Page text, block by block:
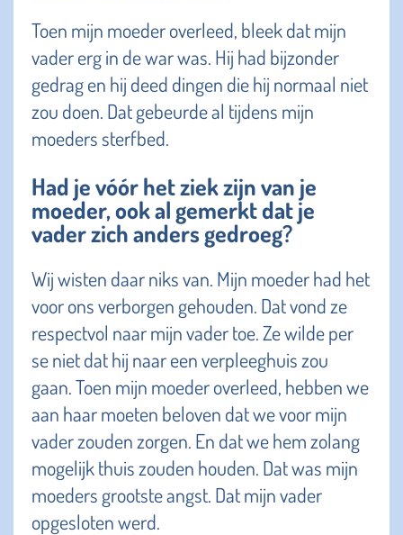
Toen mijn moeder overleed, bleek dat mijn
vader erg in de war was. Hij had bijzonder
gedrag en hij deed dingen die hij normaal niet
zou doen. Dat gebeurde al tijdens mijn
moeders sterfbed.
Had je vóór het ziek zijn van je
moeder, ook al gemerkt dat je
vader zich anders gedroeg?
Wij wisten daar niks van. Mijn moederhad het
voor ons verborgen gehouden. Dat vond ze
respectvol naar mijn vader toe.Ze wilde per
se niet dat hij naar een verpleeghuis zou
gaan. Toen mijn moeder overleed, hebben we
aan haar moeten beloven dat we voor mijn
vader zouden zorgen. En dat we hem zolang
mogelijk thuis zouden houden. Dat was mijn
moeders grootste angst. Dat mijn vader
opgesloten werd.